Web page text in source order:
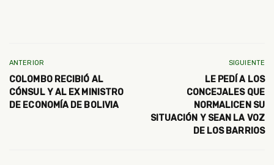
ANTERIOR
COLOMBO RECIBIÓ AL
CÓNSUL Y AL EX MINISTRO
DE ECONOMÍA DE BOLIVIA
SIGUIENTE
LE PEDÍ A LOS
CONCEJALES QUE
NORMALICEN SU
SITUACIÓN Y SEAN LA VOZ
DE LOS BARRIOS